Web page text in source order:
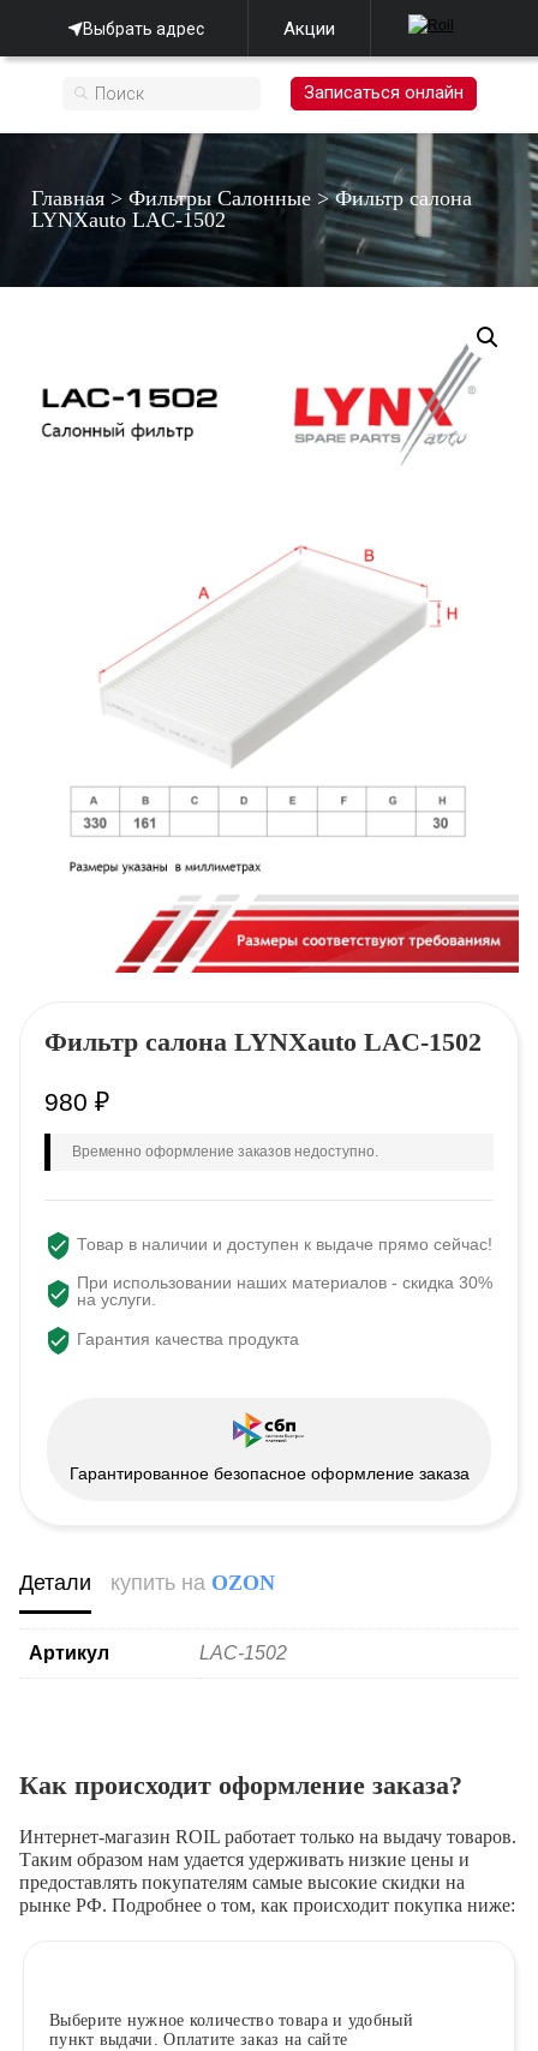
Выбрать адрес Акции
Записаться онлайн
Главная >Фильтры Салонные >Фильтр салона
LYNXauto LAC-1502
Фильтр салона LYNXauto LAC-1502
980 ₽
Временно оформление заказов недоступно.
Товар в наличии и доступен к выдаче прямо сейчас!
При использовании наших материалов - скидка 30%
на услуги.
Гарантия качества продукта
Гарантированное безопасное оформление заказа
Детали купить на OZON
Артикул LAC-1502
Как происходит оформление заказа?
Интернет-магазин ROIL работает только на выдачу товаров.
Таким образом нам удается удерживать низкие цены и
предоставлять покупателям самые высокие скидки на
рынке РФ. Подробнее о том, как происходит покупка ниже:
Выберите нужное количество товара и удобный
пункт выдачи. Оплатите заказ на сайте